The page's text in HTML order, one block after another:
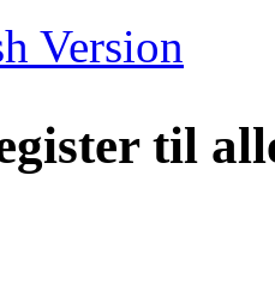
Version
til